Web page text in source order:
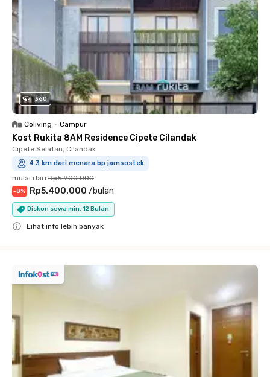
360
Coliving • Campur
Kost Rukita 8AM Residence Cipete Cilandak
Cipete Selatan, Cilandak
4.3 km dari menara bp jamsostek
mulai dari Rp5.900.000
-8% Rp5.400.000 /bulan
Diskon sewa min. 12 Bulan
Lihat info lebih banyak